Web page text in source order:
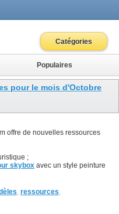
Catégories
Populaires
pour le mois d'Octobre
offre de nouvelles ressources
;
skybox avec un style peinture
ressources